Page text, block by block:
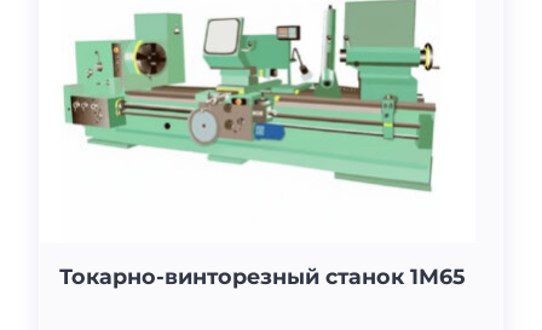
Токарно-винторезный станок 1М65